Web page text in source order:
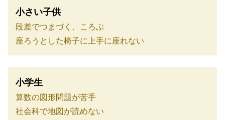
小さい子供
段差でつまづく、ころぶ
座ろうとした椅子に上手に座れない
小学生
算数の図形問題が苦手
社会科で地図が読めない